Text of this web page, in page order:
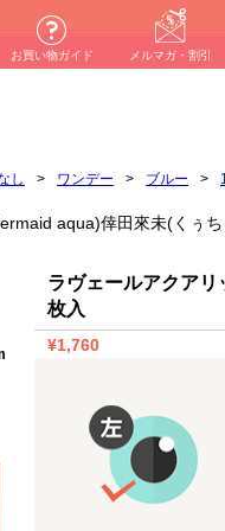
お買い物ガイド メルマガ・割引
し > ワンデー > ブルー >
aqua)倖田來未(くぅ
ラヴェールアクア
枚入
¥1,760